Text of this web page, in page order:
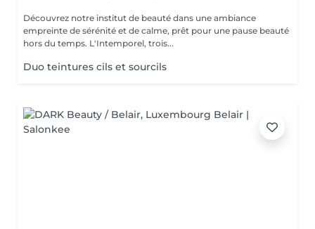
Découvrez notre institut de beauté dans une ambiance
empreinte de sérénité et de calme, prêt pour une pause beauté
hors du temps. L'Intemporel, trois...
Duo teintures cils et sourcils